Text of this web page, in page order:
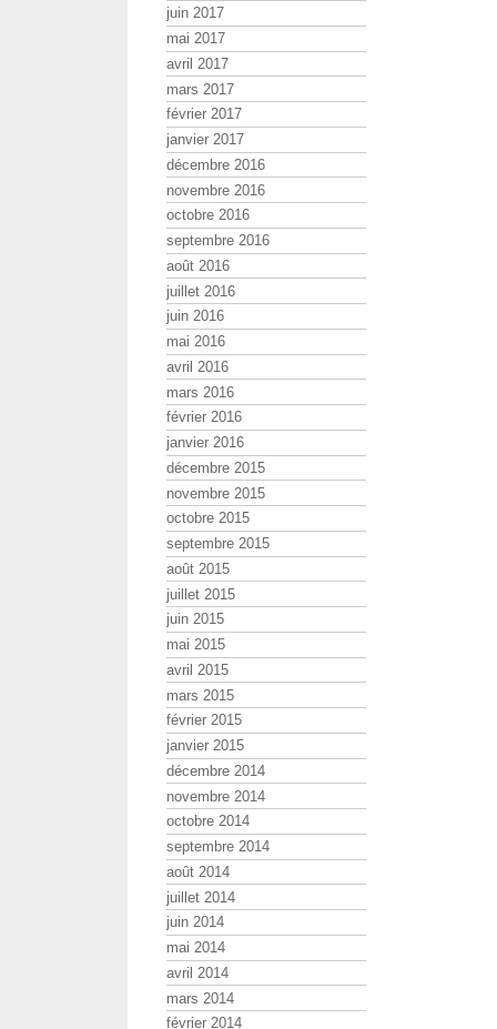
juin 2017
mai 2017
avril 2017
mars 2017
février 2017
janvier 2017
décembre 2016
novembre 2016
octobre 2016
septembre 2016
août 2016
juillet 2016
juin 2016
mai 2016
avril 2016
mars 2016
février 2016
janvier 2016
décembre 2015
novembre 2015
octobre 2015
septembre 2015
août 2015
juillet 2015
juin 2015
mai 2015
avril 2015
mars 2015
février 2015
janvier 2015
décembre 2014
novembre 2014
octobre 2014
septembre 2014
août 2014
juillet 2014
juin 2014
mai 2014
avril 2014
mars 2014
février 2014